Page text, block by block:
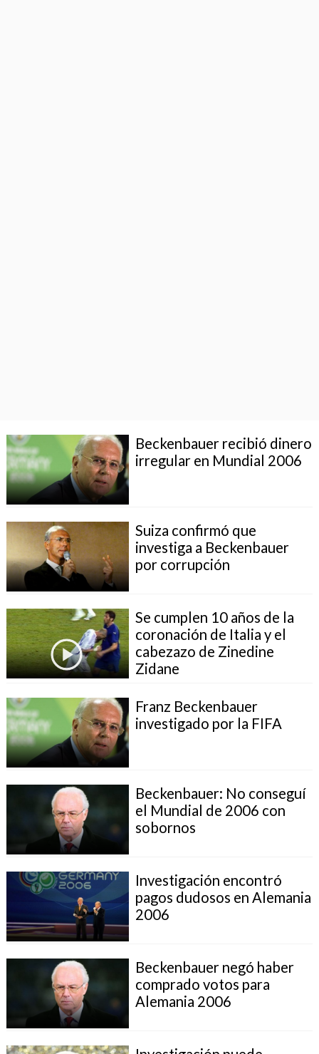
Beckenbauer recibió dinero
irregular en Mundial 2006
Suiza confirmó que
investiga a Beckenbauer
por corrupción
Se cumplen 10 años de la
coronación de Italia y el
cabezazo de Zinedine
Zidane
Franz Beckenbauer
investigado por la FIFA
Beckenbauer: No conseguí
el Mundial de 2006 con
sobornos
Investigación encontró
pagos dudosos en Alemania
2006
Beckenbauer negó haber
comprado votos para
Alemania 2006